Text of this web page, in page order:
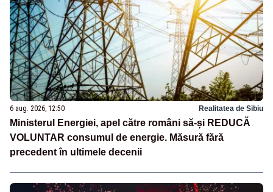
6 aug. 2026, 12:50 Realitatea de Sibiu
Ministerul Energiei, apel către români să-și REDUCĂ
VOLUNTAR consumul de energie. Măsură fără
precedent în ultimele decenii